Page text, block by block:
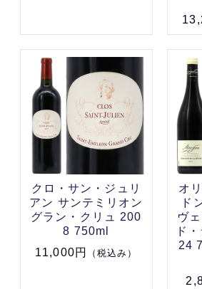
クロ・サン・ジュリ
アン サンテミリオン
グラン・クリュ 200
8 750ml
11,000円
（税込み）
オ
ド
ヴ
ド
24